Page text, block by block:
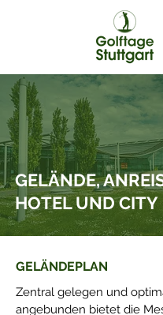
GELÄNDE,
HOTEL UND CITY
GELÄNDEPLAN
Zentral gelegen und
angebunden bietet die